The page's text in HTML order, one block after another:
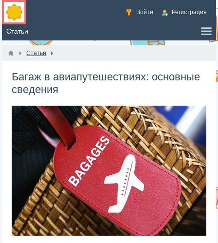
Войти Регистрация
Статьи
Багаж в авиапутешествиях: основные
сведения